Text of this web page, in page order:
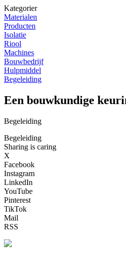
Kategorier
Materialen
Producten
Isolatie
Riool
Machines
Bouwbedrijf
Hulpmiddel
Begeleiding
Een bouwkundige
Begeleiding
Begeleiding
Sharing is caring
X
Facebook
Instagram
LinkedIn
YouTube
Pinterest
TikTok
Mail
RSS